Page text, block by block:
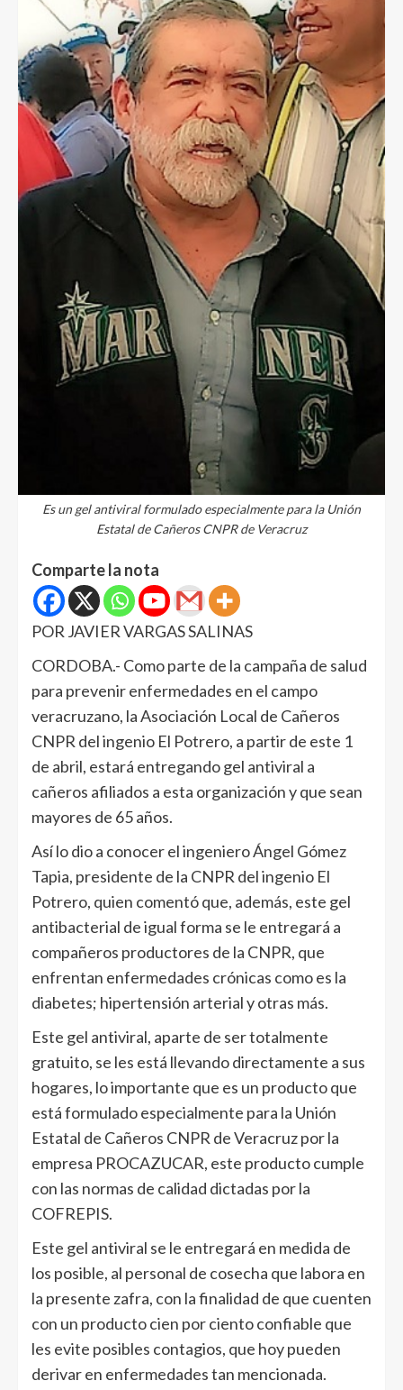
Es un gel antiviral formulado especialmente para la Unión
Estatal de Cañeros CNPR de Veracruz
Comparte la nota
POR JAVIER VARGAS SALINAS
CORDOBA.- Como parte de la campaña de salud
para prevenir enfermedades en el campo
veracruzano, la Asociación Local de Cañeros
CNPR del ingenio El Potrero, a partir de este 1
de abril, estará entregando gel antiviral a
cañeros afiliados a esta organización y que sean
mayores de 65 años.
Así lo dio a conocer el ingeniero Ángel Gómez
Tapia, presidente de la CNPR del ingenio El
Potrero, quien comentó que, además, este gel
antibacterial de igual forma se le entregará a
compañeros productores de la CNPR, que
enfrentan enfermedades crónicas como es la
diabetes; hipertensión arterial y otras más.
Este gel antiviral, aparte de ser totalmente
gratuito, se les está llevando directamente a sus
hogares, lo importante que es un producto que
está formulado especialmente para la Unión
Estatal de Cañeros CNPR de Veracruz por la
empresa PROCAZUCAR, este producto cumple
con las normas de calidad dictadas por la
COFREPIS.
Este gel antiviral se le entregará en medida de
los posible, al personal de cosecha que labora en
la presente zafra, con la finalidad de que cuenten
con un producto cien por ciento confiable que
les evite posibles contagios, que hoy pueden
derivar en enfermedades tan mencionada.